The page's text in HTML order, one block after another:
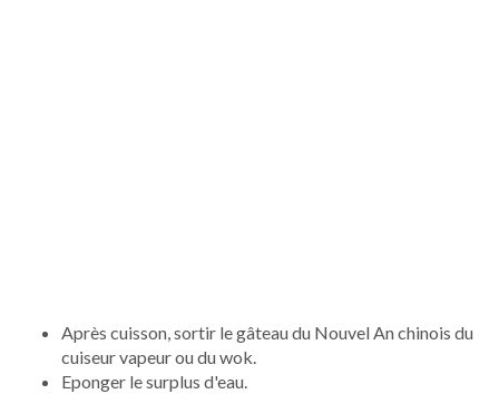
Après cuisson, sortir le gâteau du Nouvel An chinois du
cuiseur vapeur ou du wok.
Eponger le surplus d'eau.